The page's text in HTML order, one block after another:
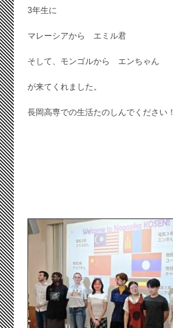
3年生に
マレーシアから エミル君
そして、モンゴルから エンちゃん
が来てくれました。
長岡高専での生活たのしんでください！